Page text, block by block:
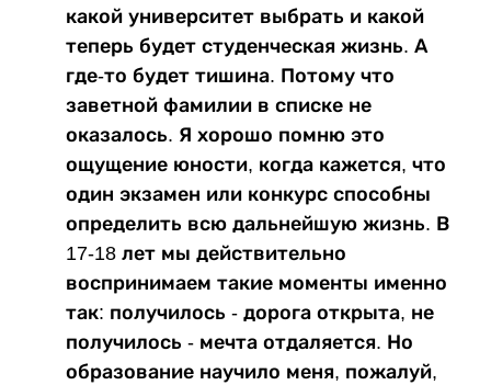
какой университет выбрать и какой
теперь будет студенческая жизнь. А
где-то будет тишина. Потому что
заветной фамилии в списке не
оказалось. Я хорошо помню это
ощущение юности, когда кажется, что
один экзамен или конкурс способны
определить всю дальнейшую жизнь. В
17-18 лет мы действительно
воспринимаем такие моменты именно
так: получилось - дорога открыта, не
получилось - мечта отдаляется. Но
образование научило меня, пожалуй,